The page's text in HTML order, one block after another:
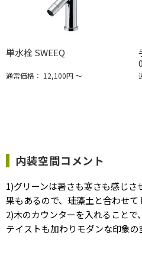
単水栓 SWEEQ
通常価格： 12,100円 ～
内装空間コメント
1)グリーンは暑さも寒さも感じ
果もあるので、珪藻土と合わせて
2)木のカウンターを入れることで
テイストも加わりモダンな印象の